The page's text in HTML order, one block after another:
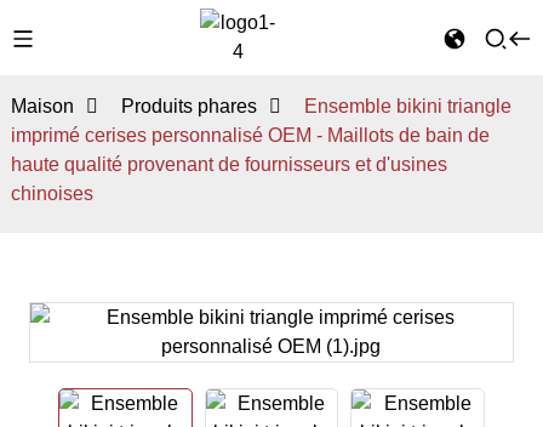
Maison Produits phares
Ensemble bikini triangle
imprimé cerises personnalisé OEM - Maillots de bain de
haute qualité provenant de fournisseurs et d'usines
chinoises